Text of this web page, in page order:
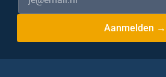
Aanmelden →